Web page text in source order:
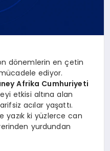
dönemlerin en çetin
ediyor.
Afrika Cumhuriyeti
etkisi altına alan
acılar yaşattı.
yazık ki yüzlerce can
yurdundan